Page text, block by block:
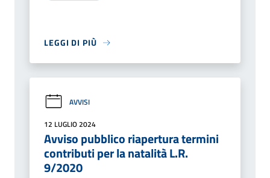
LEGGI DI PIÙ
AVVISI
12 LUGLIO 2024
Avviso pubblico riapertura termini
contributi per la natalità L.R.
9/2020